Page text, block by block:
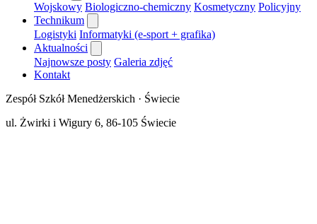
Wojskowy Biologiczno-chemiczny Kosmetyczny Policyjny
Technikum
Logistyki Informatyki (e-sport + grafika)
Aktualności
Najnowsze posty Galeria zdjęć
Kontakt
Zespół Szkół Menedżerskich · Świecie
ul. Żwirki i Wigury 6, 86-105 Świecie